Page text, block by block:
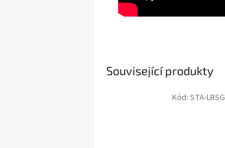
Související produkty
Kód: STA-LBSG